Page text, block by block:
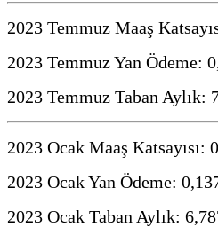
2023 Temmuz Maaş
2023 Temmuz Yan Ödeme:
2023 Temmuz Taban Aylık:
2023 Ocak Maaş Katsayısı:
2023 Ocak Yan Ödeme:
2023 Ocak Taban Aylık: